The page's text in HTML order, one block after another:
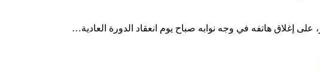
هاتفه في وجه نوابه صباح يوم انعقاد الدورة العادية…